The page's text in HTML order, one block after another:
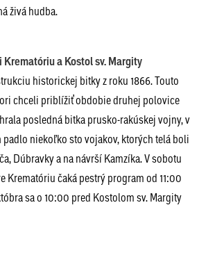
živá hudba.
Krematóriu a Kostol sv. Margity
historickej bitky z roku 1866. Touto
chceli priblížiť obdobie druhej polovice
posledná bitka prusko-rakúskej vojny, v
padlo niekoľko sto vojakov, ktorých telá boli
Dúbravky a na návrší Kamzíka. V sobotu
Krematóriu čaká pestrý program od 11:00
sa o 10:00 pred Kostolom sv. Margity